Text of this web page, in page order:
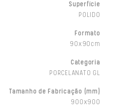
Superfície
POLIDO
Formato
90x90cm
Categoria
PORCELANATO GL
Tamanho de Fabricação (mm)
900x900